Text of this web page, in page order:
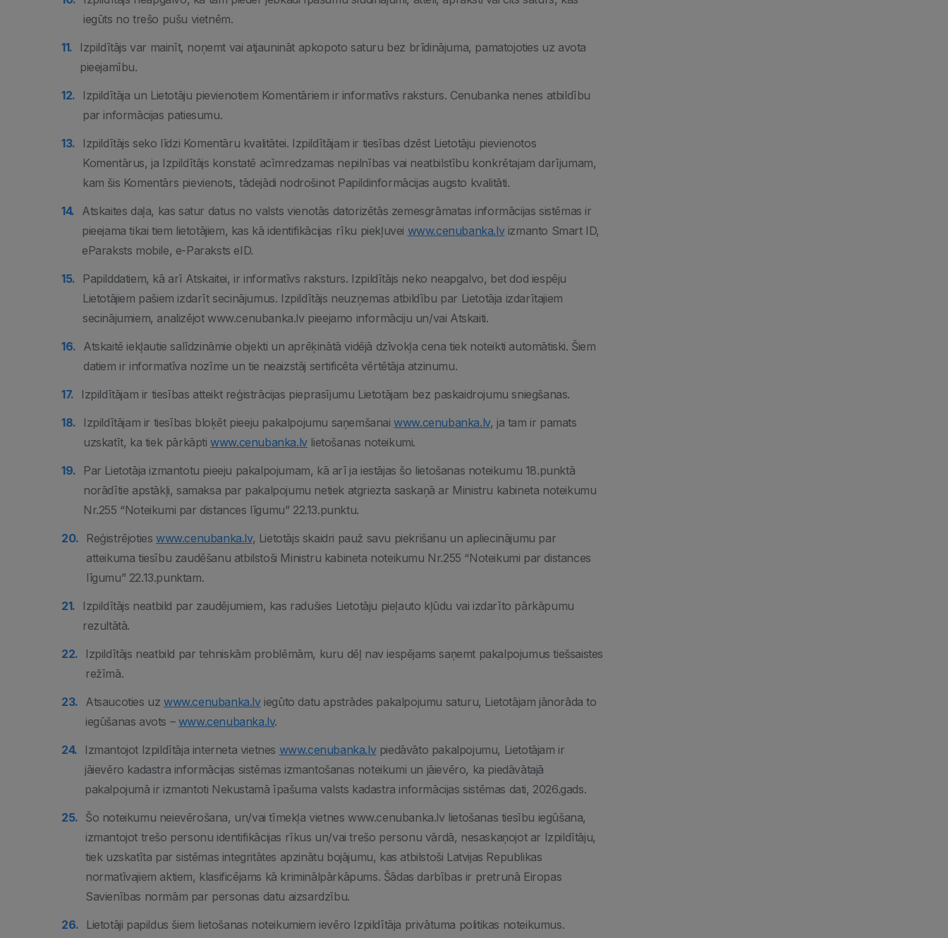
iegūts no trešo pušu vietnēm.
Izpildītājs var mainīt, noņemt vai atjaunināt apkopoto saturu bez brīdinājuma, pamatojoties uz avota
pieejamību.
Izpildītāja un Lietotāju pievienotiem Komentāriem ir informatīvs raksturs. Cenubanka nenes atbildību
par informācijas patiesumu.
Izpildītājs seko līdzi Komentāru kvalitātei. Izpildītājam ir tiesības dzēst Lietotāju pievienotos
Komentārus, ja Izpildītājs konstatē acīmredzamas nepilnības vai neatbilstību konkrētajam darījumam,
kam šis Komentārs pievienots, tādejādi nodrošinot Papildinformācijas augsto kvalitāti.
Atskaites daļa, kas satur datus no valsts vienotās datorizētās zemesgrāmatas informācijas sistēmas ir
pieejama tikai tiem lietotājiem, kas kā identifikācijas rīku piekļuvei www.cenubanka.lvizmanto Smart ID,
eParaksts mobile, e-Paraksts eID.
Papilddatiem, kā arī Atskaitei, ir informatīvs raksturs. Izpildītājs neko neapgalvo, bet dod iespēju
Lietotājiem pašiem izdarīt secinājumus. Izpildītājs neuzņemas atbildību par Lietotāja izdarītajiem
secinājumiem, analizējot www.cenubanka.lv pieejamo informāciju un/vai Atskaiti.
Atskaitē iekļautie salīdzināmie objekti un aprēķinātā vidējā dzīvokļa cena tiek noteikti automātiski. Šiem
datiem ir informatīva nozīme un tie neaizstāj sertificēta vērtētāja atzinumu.
Izpildītājam ir tiesības atteikt reģistrācijas pieprasījumu Lietotājam bez paskaidrojumu sniegšanas.
Izpildītājam ir tiesības bloķēt pieeju pakalpojumu saņemšanaiwww.cenubanka.lv, ja tam ir pamats
uzskatīt, ka tiek pārkāptiwww.cenubanka.lvlietošanas noteikumi.
Par Lietotāja izmantotu pieeju pakalpojumam, kā arī ja iestājas šo lietošanas noteikumu 18.punktā
norādītie apstākļi, samaksa par pakalpojumu netiek atgriezta saskaņā ar Ministru kabineta noteikumu
Nr.255 “Noteikumi par distances līgumu” 22.13.punktu.
Reģistrējoties www.cenubanka.lv, Lietotājs skaidri pauž savu piekrišanu un apliecinājumu par
atteikuma tiesību zaudēšanu atbilstoši Ministru kabineta noteikumu Nr.255 “Noteikumi par distances
līgumu” 22.13.punktam.
Izpildītājs neatbild par zaudējumiem, kas radušies Lietotāju pieļauto kļūdu vai izdarīto pārkāpumu
rezultātā.
Izpildītājs neatbild par tehniskām problēmām, kuru dēļ nav iespējams saņemt pakalpojumus tiešsaistes
režīmā.
Atsaucoties uz www.cenubanka.lviegūto datu apstrādes pakalpojumu saturu, Lietotājam jānorāda to
iegūšanas avots – www.cenubanka.lv.
Izmantojot Izpildītāja interneta vietnes www.cenubanka.lvpiedāvāto pakalpojumu, Lietotājam ir
jāievēro kadastra informācijas sistēmas izmantošanas noteikumi un jāievēro, ka piedāvātajā
pakalpojumā ir izmantoti Nekustamā īpašuma valsts kadastra informācijas sistēmas dati, 2026.gads.
Šo noteikumu neievērošana, un/vai tīmekļa vietnes www.cenubanka.lv lietošanas tiesību iegūšana,
izmantojot trešo personu identifikācijas rīkus un/vai trešo personu vārdā, nesaskaņojot ar Izpildītāju,
tiek uzskatīta par sistēmas integritātes apzinātu bojājumu, kas atbilstoši Latvijas Republikas
normatīvajiem aktiem, klasificējams kā kriminālpārkāpums. Šādas darbības ir pretrunā Eiropas
Savienības normām par personas datu aizsardzību.
Lietotāji papildus šiem lietošanas noteikumiem ievēro Izpildītāja privātuma politikas noteikumus.